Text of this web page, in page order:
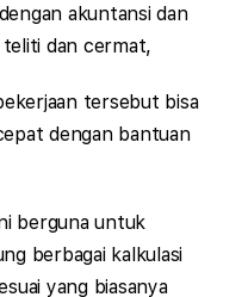
akuntansi dan
teliti dan cermat,
tersebut bisa
dengan bantuan
berguna untuk
berbagai kalkulasi
yang biasanya